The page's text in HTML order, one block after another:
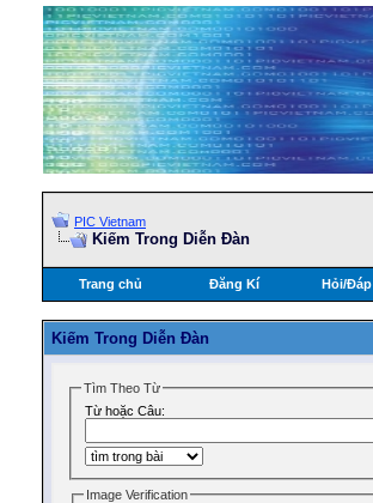
PIC Vietnam
Kiếm Trong Diễn Ðàn
Trang chủ Đăng Kí Hỏi/Ðáp
Kiếm Trong Diễn Ðàn
Tìm Theo Từ
Từ hoặc Câu:
Image Verification